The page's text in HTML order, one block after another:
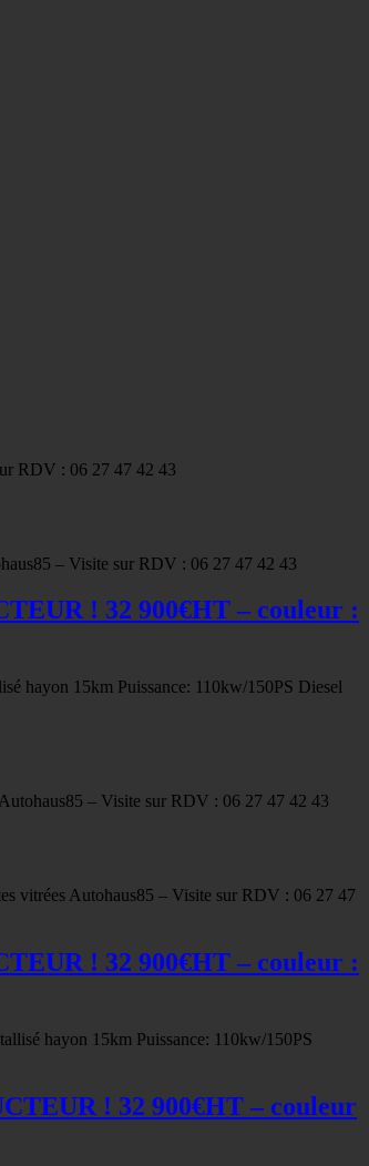
RDV : 06 27 47 42 43
– Visite sur RDV : 06 27 47 42 43
! 32 900€HT – couleur :
hayon 15km Puissance: 110kw/150PS Diesel
– Visite sur RDV : 06 27 47 42 43
vitrées Autohaus85 – Visite sur RDV : 06 27 47
! 32 900€HT – couleur :
hayon 15km Puissance: 110kw/150PS
! 32 900€HT – couleur